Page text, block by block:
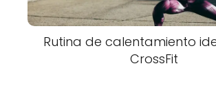
Rutina de calentamiento
CrossFit